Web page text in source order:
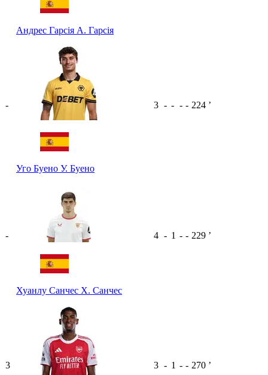
Андрес Гарсія А. Гарсія
-
Уго Буено У. Буено
3 - - - - 224 ʼ
-
Хуанлу Санчес Х. Санчес
4 - 1 - - 229 ʼ
3 3 - 1 - - 270 ʼ